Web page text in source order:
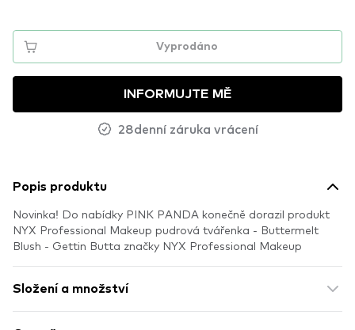
Vyprodáno
INFORMUJTE MĚ
28denní záruka vrácení
Popis produktu
Novinka! Do nabídky PINK PANDA konečně dorazil produkt
NYX Professional Makeup pudrová tvářenka - Buttermelt
Blush - Gettin Butta​ značky NYX Professional Makeup
Složení a množství